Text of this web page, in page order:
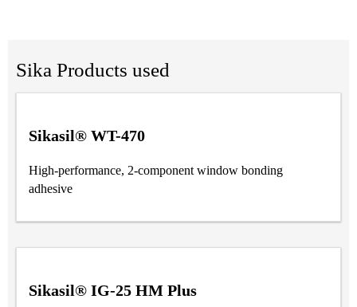
Sika Products used
Sikasil® WT-470
High-performance, 2-component window bonding
adhesive
Sikasil® IG-25 HM Plus